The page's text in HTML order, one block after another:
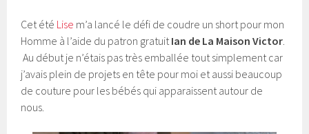
Cet été Lise m’a lancé le défi de coudre un short pour mon
Homme à l’aide du patron gratuitIan de La Maison Victor.
Au début je n’étais pas très emballée tout simplement car
j’avais plein de projets en tête pour moi et aussi beaucoup
de couture pour les bébés qui apparaissent autour de
nous.